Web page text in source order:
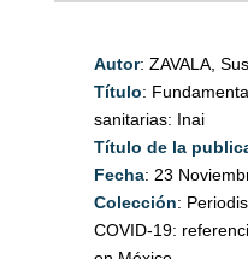
Autor: ZAVALA,
Título:
sanitarias: Inai
Título de la
Fecha: 23
Colección:
COVID-19: